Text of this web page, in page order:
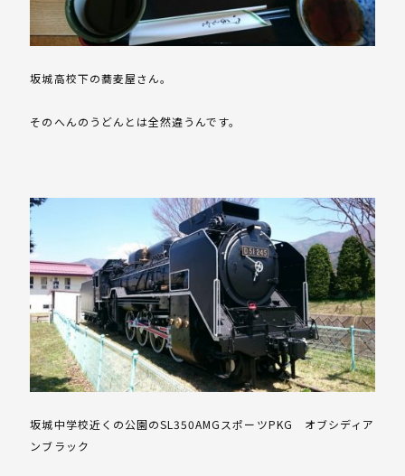
坂城高校下の蕎麦屋さん。
そのへんのうどんとは全然違うんです。
坂城中学校近くの公園のSL350AMGスポーツPKG オブシディア
ンブラック